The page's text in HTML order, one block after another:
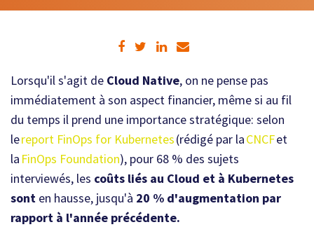
Lorsqu'il s'agit de Cloud Native, on ne pense pas
immédiatement à son aspect financier, même si au fil
du temps il prend une importance stratégique: selon
lereport FinOps for Kubernetes(rédigé par laCNCFet
la FinOps Foundation), pour 68 % des sujets
interviewés, les coûts liés au Cloud et à Kubernetes
sont en hausse, jusqu'à 20 % d'augmentation par
rapport à l'année précédente.